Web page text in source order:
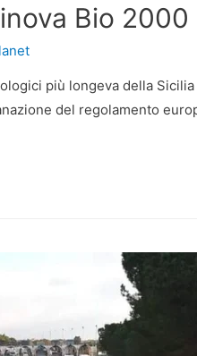
Bio
più longeva della
del regolamento